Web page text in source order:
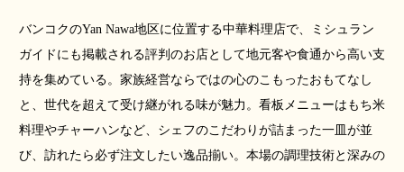
バンコクのYan Nawa地区に位置する中華料理店で、ミシュラン
ガイドにも掲載される評判のお店として地元客や食通から高い支
持を集めている。家族経営ならではの心のこもったおもてなし
と、世代を超えて受け継がれる味が魅力。看板メニューはもち米
料理やチャーハンなど、シェフのこだわりが詰まった一皿が並
び、訪れたら必ず注文したい逸品揃い。本場の調理技術と深みの